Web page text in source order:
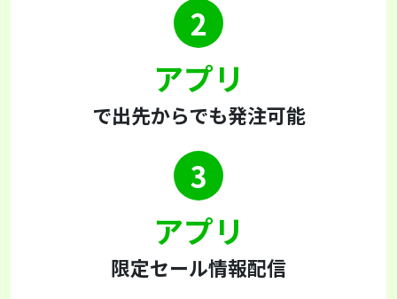
2
アプリ
で出先からでも発注可能
3
アプリ
限定セール情報配信